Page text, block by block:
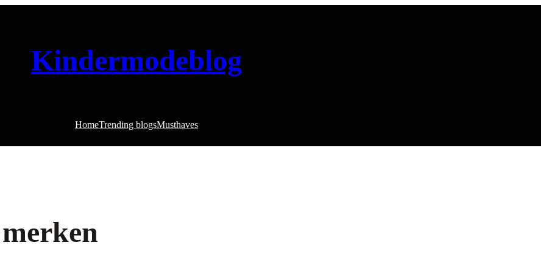
Kindermodeblog
HomeTrending blogsMusthaves